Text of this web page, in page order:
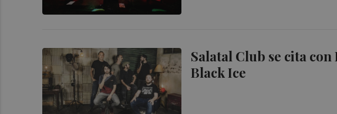
Salatal Club se cita
Black Ice